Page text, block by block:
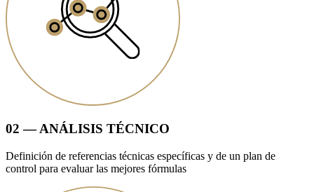
02 — ANÁLISIS TÉCNICO
Definición de referencias técnicas específicas y de un plan de
control para evaluar las mejores fórmulas